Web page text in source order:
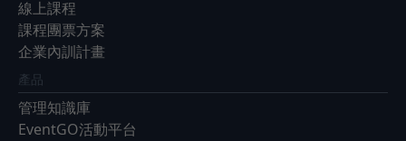
線上課程
課程團票方案
企業內訓計畫
產品
管理知識庫
EventGO活動平台